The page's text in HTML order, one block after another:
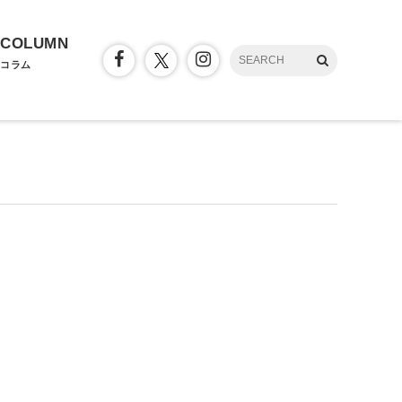
COLUMN
コラム